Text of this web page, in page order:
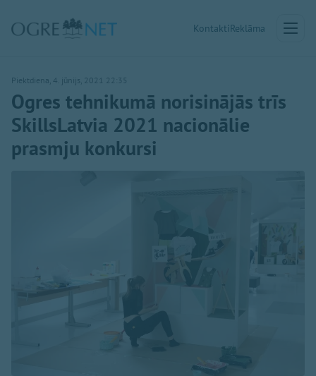
KontaktiReklāma
Piektdiena, 4. jūnijs, 2021 22:35
Ogres tehnikumā norisinājās trīs
SkillsLatvia 2021 nacionālie
prasmju konkursi